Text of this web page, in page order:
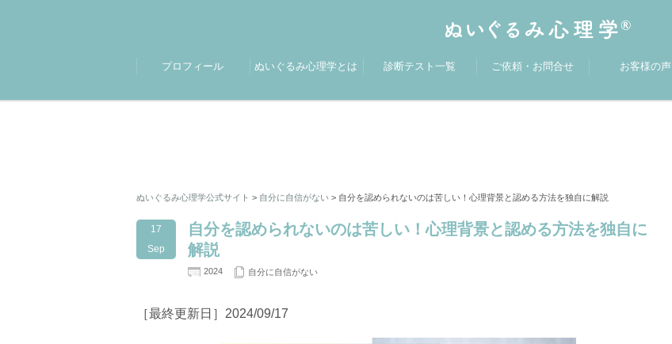
プロフィール ぬいぐるみ心理学とは 診断テスト一覧 ご依頼・お問合せ お客様の声
ぬいぐるみ心理学公式サイト > 自分に自信がない > 自分を認められないのは苦しい！心理背景と認める方法を独自に解説
17
Sep
自分を認められないのは苦しい！心理背景と認める方法を独自に
解説
2024 自分に自信がない
［最終更新日］2024/09/17